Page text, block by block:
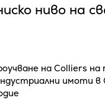
ниво на
на Colliers на
имоти в